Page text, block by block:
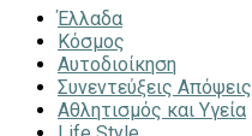
Έλλαδα
Κόσμος
Αυτοδιοίκηση
Συνεντεύξεις Απόψεις
Αθλητισμός και Υγεία